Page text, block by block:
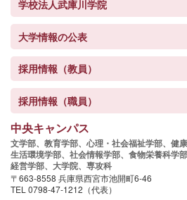
学校法人武庫川学院
大学情報の公表
採用情報（教員）
採用情報（職員）
中央キャンパス
文学部、 教育学部、 心理・社会福祉学部、 健
生活環境学部、 社会情報学部、 食物栄養科学部
経営学部、 大学院、 専攻科
〒663-8558 兵庫県西宮市池開町6-46
TEL 0798-47-1212（代表）